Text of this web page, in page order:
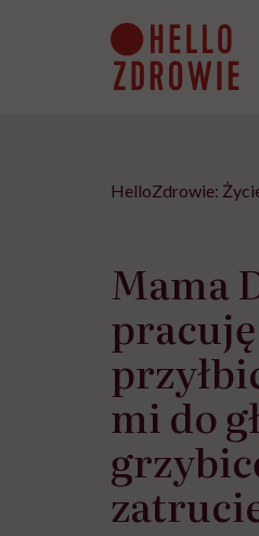
HelloZdrowie:
Mama
mi do